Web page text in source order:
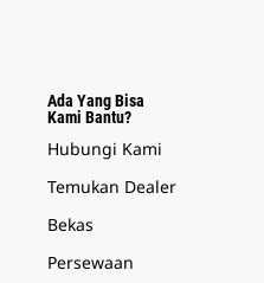
Ada Yang Bisa
Kami Bantu?
Hubungi Kami
Temukan Dealer
Bekas
Persewaan